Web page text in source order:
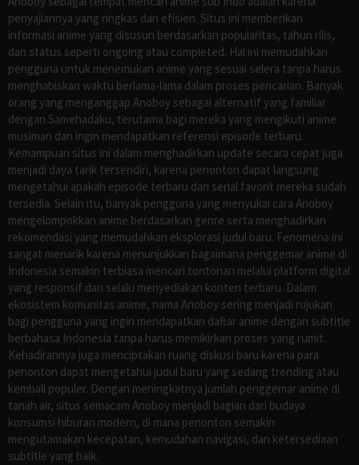
penyajiannya yang ringkas dan efisien. Situs ini memberikan
informasi anime yang disusun berdasarkan popularitas, tahun rilis,
dan status seperti ongoing atau completed. Hal ini memudahkan
pengguna untuk menemukan anime yang sesuai selera tanpa harus
menghabiskan waktu berlama-lama dalam proses pencarian. Banyak
orang yang menganggap Anoboy sebagai alternatif yang familiar
dengan Samehadaku, terutama bagi mereka yang mengikuti anime
musiman dan ingin mendapatkan referensi episode terbaru.
Kemampuan situs ini dalam menghadirkan update secara cepat juga
menjadi daya tarik tersendiri, karena penonton dapat langsung
mengetahui apakah episode terbaru dari serial favorit mereka sudah
tersedia. Selain itu, banyak pengguna yang menyukai cara Anoboy
mengelompokkan anime berdasarkan genre serta menghadirkan
rekomendasi yang memudahkan eksplorasi judul baru. Fenomena ini
sangat menarik karena menunjukkan bagaimana penggemar anime di
Indonesia semakin terbiasa mencari tontonan melalui platform digital
yang responsif dan selalu menyediakan konten terbaru. Dalam
ekosistem komunitas anime, nama Anoboy sering menjadi rujukan
bagi pengguna yang ingin mendapatkan daftar anime dengan subtitle
berbahasa Indonesia tanpa harus memikirkan proses yang rumit.
Kehadirannya juga menciptakan ruang diskusi baru karena para
penonton dapat mengetahui judul baru yang sedang trending atau
kembali populer. Dengan meningkatnya jumlah penggemar anime di
tanah air, situs semacam Anoboy menjadi bagian dari budaya
konsumsi hiburan modern, di mana penonton semakin
mengutamakan kecepatan, kemudahan navigasi, dan ketersediaan
subtitle yang baik.